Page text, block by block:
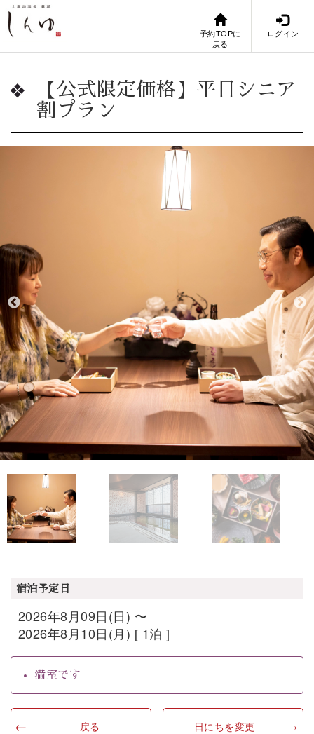
予約TOPに
戻る
ログイン
【公式限定価格】平日シニア
割プラン
宿泊予定日
2026年8月09日(日) 〜
2026年8月10日(月) [ 1泊 ]
満室です
戻る 日にちを変更